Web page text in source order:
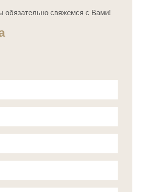
свяжемся с Вами!